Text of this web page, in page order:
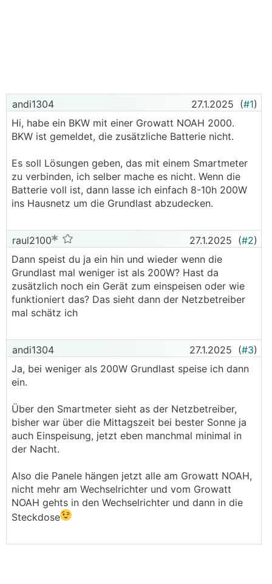
andi1304 27.1.2025 (#1)
Hi, habe ein BKW mit einer Growatt NOAH 2000.
BKW ist gemeldet, die zusätzliche Batterie nicht.
Es soll Lösungen geben, das mit einem Smartmeter
zu verbinden, ich selber mache es nicht. Wenn die
Batterie voll ist, dann lasse ich einfach 8-10h 200W
ins Hausnetz um die Grundlast abzudecken.
raul2100 27.1.2025 (#2)
Dann speist du ja ein hin und wieder wenn die
Grundlast mal weniger ist als 200W? Hast da
zusätzlich noch ein Gerät zum einspeisen oder wie
funktioniert das? Das sieht dann der Netzbetreiber
mal schätz ich
andi1304 27.1.2025 (#3)
Ja, bei weniger als 200W Grundlast speise ich dann
ein.
Über den Smartmeter sieht as der Netzbetreiber,
bisher war über die Mittagszeit bei bester Sonne ja
auch Einspeisung, jetzt eben manchmal minimal in
der Nacht.
Also die Panele hängen jetzt alle am Growatt NOAH,
nicht mehr am Wechselrichter und vom Growatt
NOAH gehts in den Wechselrichter und dann in die
Steckdose